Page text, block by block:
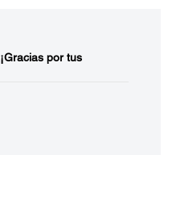
¡Gracias por tus